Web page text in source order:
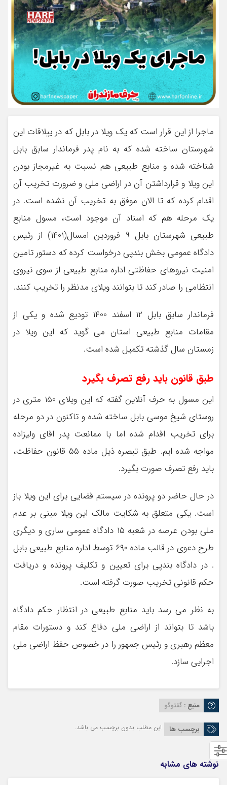
ماجرا از این قرار است که یک ویلا در بابل که در ییلاقات این
شهرستان ساخته شده که به نام پدر فرماندار سابق بابل
شناخته شده و منابع طبیعی هم نسبت به غیرمجاز بودن
این ویلا و قرارداشتن آن در اراضی ملی و ضرورت تخریب آن
اقدام کرده که تا الان موفق به تخریب آن نشده است. در
یک مرحله هم که اسناد آن موجود است، مسول منابع
طبیعی شهرستان بابل 9 فروردین امسال(1401) از رئیس
دادگاه عمومی بخش بندپی درخواست کرده که دستور تامین
امنیت نیروهای حفاظتی اداره منابع طبیعی از سوی نیروی
انتظامی را صادر کند تا بتوانند ویلای مدنظر را تخریب کنند.
فرماندار سابق بابل 12 اسفند 1400 تودیع شده و یکی از
مقامات منابع طبیعی استان می گوید که این ویلا در
زمستان سال گذشته تکمیل شده است.
طبق قانون باید رفع تصرف بگیرد
این مسول به حرف آنلاین گفته که این ویلای 150 متری در
روستای شیخ موسی بابل ساخته شده و تاکنون در دو مرحله
برای تخریب اقدام شده اما با ممانعت پدر اقای ولیزاده
مواجه شده ایم. طبق تبصره ذیل ماده ۵۵ قانون حفاظت،
باید رفع تصرف صورت بگیرد.
در حال حاضر دو پرونده در سیستم قضایی برای این ویلا باز
است. یکی متعلق به شکایت مالک این ویلا مبنی بر عدم
ملی بودن عرصه در شعبه ۱۵ دادگاه عمومی ساری و دیگری
طرح دعوی در قالب ماده ۶۹۰ توسط اداره منابع طبیعی بابل
. در دادگاه بندپی برای تعیین و تکلیف پرونده و دریافت
حکم قانونی تخریب صورت گرفته است.
به نظر می رسد باید منابع طبیعی در انتظار حکم دادگاه
باشد تا بتواند از اراضی ملی دفاع کند و دستورات مقام
معظم رهبری و رئیس جمهور را در خصوص حفظ اراضی ملی
اجرایی سازد.
منبع : گفتوگو
برچسب ها این مطلب بدون برچسب می باشد.
نوشته های مشابه